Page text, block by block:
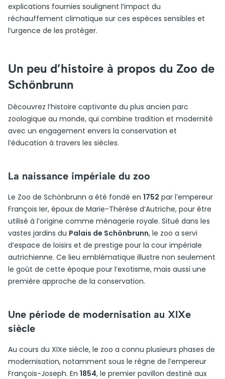
explications fournies soulignent l’impact du
réchauffement climatique sur ces espèces sensibles et
l’urgence de les protéger.
Un peu d’histoire à propos du Zoo de
Schönbrunn
Découvrez l’histoire captivante du plus ancien parc
zoologique au monde, qui combine tradition et modernité
avec un engagement envers la conservation et
l’éducation à travers les siècles.
La naissance impériale du zoo
Le Zoo de Schönbrunn a été fondé en 1752 par l’empereur
François Ier, époux de Marie-Thérèse d’Autriche, pour être
utilisé à l’origine comme ménagerie royale. Situé dans les
vastes jardins du Palais de Schönbrunn, le zoo a servi
d’espace de loisirs et de prestige pour la cour impériale
autrichienne. Ce lieu emblématique illustre non seulement
le goût de cette époque pour l’exotisme, mais aussi une
première approche de la conservation.
Une période de modernisation au XIXe
siècle
Au cours du XIXe siècle, le zoo a connu plusieurs phases de
modernisation, notamment sous le règne de l’empereur
François-Joseph. En 1854, le premier pavillon destiné aux